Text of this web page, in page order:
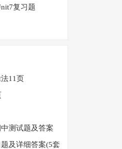
复习题
11页
测试题及答案
及详细答案(5套)